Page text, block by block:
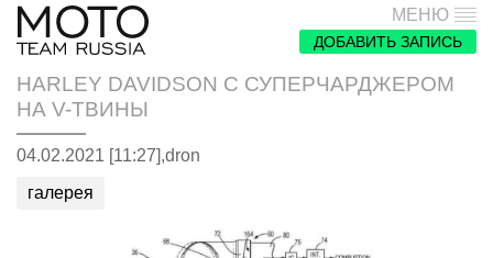
МЕНЮ
ДОБАВИТЬ ЗАПИСЬ
HARLEY DAVIDSON С СУПЕРЧАРДЖЕРОМ
НА V-ТВИНЫ
04.02.2021 [11:27],dron
галерея